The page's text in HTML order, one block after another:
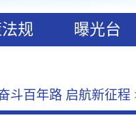
规 曝光台
斗百年路 启航新征程